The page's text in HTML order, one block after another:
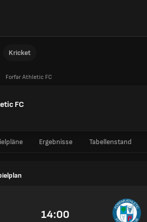
Kricket
Forfar Athletic FC
FC
Ergebnisse Tabellenstand
14:00